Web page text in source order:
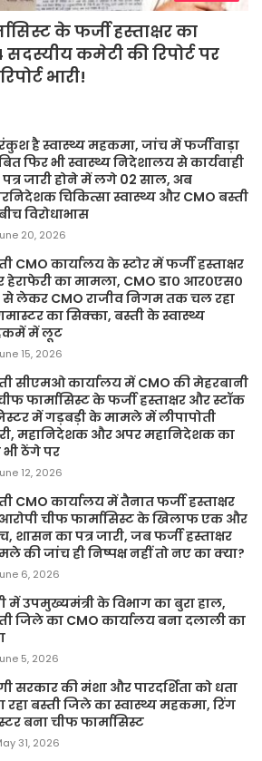
के फर्जी हस्ताक्षर का
कमेटी की रिपोर्ट पर
भारी!
है स्वास्थ्य महकमा, जांच में फर्जीवाड़ा
फिर भी स्वास्थ्य निदेशालय से कार्यवाही
जारी होने में लगे 02 साल, अब
चिकित्सा स्वास्थ्य और CMO बस्ती
विरोधाभास
20, 2026
CMO कार्यालय के स्टोर में फर्जी हस्ताक्षर
हेराफेरी का मामला, CMO डा० आर०एस०
से लेकर CMO राजीव निगम तक चल रहा
का सिक्का, बस्ती के स्वास्थ्य
में लूट
15, 2026
सीएमओ कार्यालय में CMO की मेहरबानी
फार्मासिस्ट के फर्जी हस्ताक्षर और स्टॉक
में गड़बड़ी के मामले में लीपापोती
महानिदेशक और अपर महानिदेशक का
भी ठेंगे पर
12, 2026
CMO कार्यालय में तैनात फर्जी हस्ताक्षर
चीफ फार्मासिस्ट के खिलाफ एक और
शासन का पत्र जारी, जब फर्जी हस्ताक्षर
की जांच ही निष्पक्ष नहीं तो नए का क्या?
6, 2026
में उपमुख्यमंत्री के विभाग का बुरा हाल,
जिले का CMO कार्यालय बना दलाली का
5, 2026
सरकार की मंशा और पारदर्शिता को धता
रहा बस्ती जिले का स्वास्थ्य महकमा, रिंग
बना चीफ फार्मासिस्ट
31, 2026